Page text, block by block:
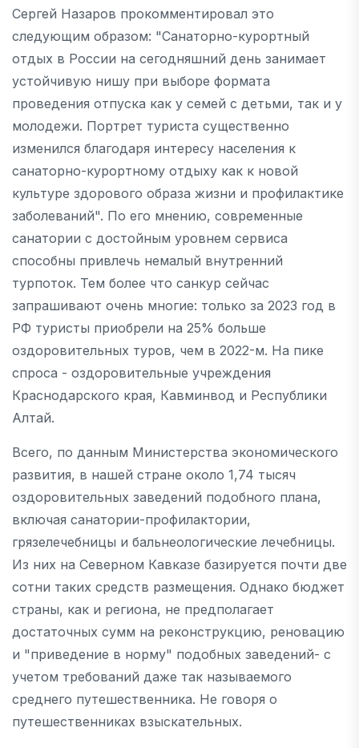
Сергей Назаров прокомментировал это
следующим образом: "Санаторно-курортный
отдых в России на сегодняшний день занимает
устойчивую нишу при выборе формата
проведения отпуска как у семей с детьми, так и у
молодежи. Портрет туриста существенно
изменился благодаря интересу населения к
санаторно-курортному отдыху как к новой
культуре здорового образа жизни и профилактике
заболеваний". По его мнению, современные
санатории с достойным уровнем сервиса
способны привлечь немалый внутренний
турпоток. Тем более что санкур сейчас
запрашивают очень многие: только за 2023 год в
РФ туристы приобрели на 25% больше
оздоровительных туров, чем в 2022-м. На пике
спроса - оздоровительные учреждения
Краснодарского края, Кавминвод и Республики
Алтай.
Всего, по данным Министерства экономического
развития, в нашей стране около 1,74 тысяч
оздоровительных заведений подобного плана,
включая санатории-профилактории,
грязелечебницы и бальнеологические лечебницы.
Из них на Северном Кавказе базируется почти две
сотни таких средств размещения. Однако бюджет
страны, как и региона, не предполагает
достаточных сумм на реконструкцию, реновацию
и "приведение в норму" подобных заведений- с
учетом требований даже так называемого
среднего путешественника. Не говоря о
путешественниках взыскательных.